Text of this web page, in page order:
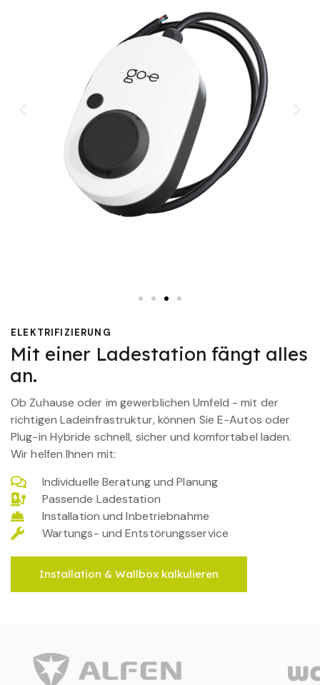
ELEKTRIFIZIERUNG
Mit einer Ladestation fängt alles
an.
Ob Zuhause oder im gewerblichen Umfeld - mit der
richtigen Ladeinfrastruktur, können Sie E-Autos oder
Plug-in Hybride schnell, sicher und komfortabel laden.
Wir helfen Ihnen mit:
Individuelle Beratung und Planung
Passende Ladestation
Installation und Inbetriebnahme
Wartungs- und Entstörungsservice
Installation & Wallbox kalkulieren